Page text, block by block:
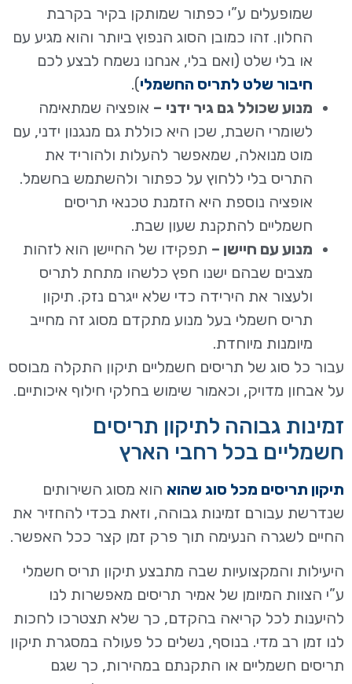
שמופעלים ע”י כפתור שמותקן בקיר בקרבת
החלון. זהו כמובן הסוג הנפוץ ביותר והוא מגיע עם
או בלי שלט (ואם בלי, אנחנו נשמח לבצע לכם
חיבור שלט לתריס החשמלי).
מנוע שכולל גם גיר ידני – אופציה שמתאימה
לשומרי השבת, שכן היא כוללת גם מנגנון ידני, עם
מוט מנואלה, שמאפשר להעלות ולהוריד את
התריס בלי ללחוץ על כפתור ולהשתמש בחשמל.
אופציה נוספת היא הזמנת טכנאי תריסים
חשמליים להתקנת שעון שבת.
מנוע עם חיישן – תפקידו של החיישן הוא לזהות
מצבים שבהם ישנו חפץ כלשהו מתחת לתריס
ולעצור את הירידה כדי שלא ייגרם נזק. תיקון
תריס חשמלי בעל מנוע מתקדם מסוג זה מחייב
מיומנות מיוחדת.
עבור כל סוג של תריסים חשמליים תיקון התקלה מבוסס
על אבחון מדויק, וכאמור שימוש בחלקי חילוף איכותיים.
זמינות גבוהה לתיקון תריסים
חשמליים בכל רחבי הארץ
תיקון תריסים מכל סוג שהוא הוא מסוג השירותים
שנדרשת עבורם זמינות גבוהה, וזאת בכדי להחזיר את
החיים לשגרה הנעימה תוך פרק זמן קצר ככל האפשר.
היעילות והמקצועיות שבה מתבצע תיקון תריס חשמלי
ע”י הצוות המיומן של אמיר תריסים מאפשרות לנו
להיענות לכל קריאה בהקדם, כך שלא תצטרכו לחכות
לנו זמן רב מדי. בנוסף, נשלים כל פעולה במסגרת תיקון
תריסים חשמליים או התקנתם במהירות, כך שגם